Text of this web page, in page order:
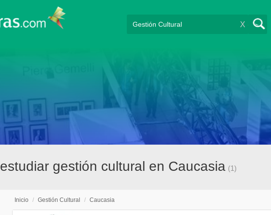
X
gestión cultural en Caucasia (1)
Inicio / Gestión Cultural / Caucasia